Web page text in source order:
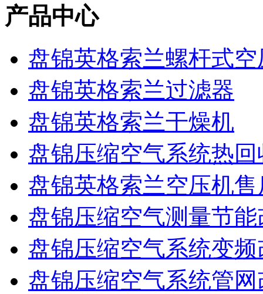
产品中心
盘锦英格索兰螺杆式空
盘锦英格索兰过滤器
盘锦英格索兰干燥机
盘锦压缩空气系统热回
盘锦英格索兰空压机
盘锦压缩空气测量节能
盘锦压缩空气系统变频
盘锦压缩空气系统管网